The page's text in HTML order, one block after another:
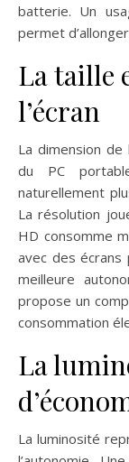
batterie. Un
permet
La taille
l’écran
La dimension de
du PC
naturellement
La résolution
HD consomme
avec des écrans
meilleure
propose un
consommation
La
La luminosité